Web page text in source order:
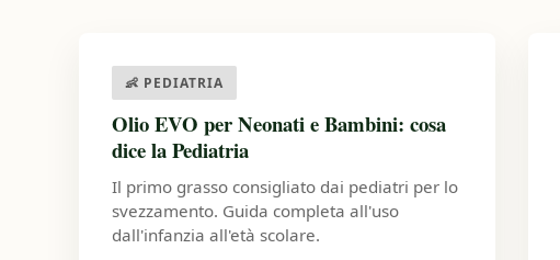
👶 PEDIATRIA
Olio EVO per Neonati e Bambini: cosa
dice la Pediatria
Il primo grasso consigliato dai pediatri per lo
svezzamento. Guida completa all'uso
dall'infanzia all'età scolare.